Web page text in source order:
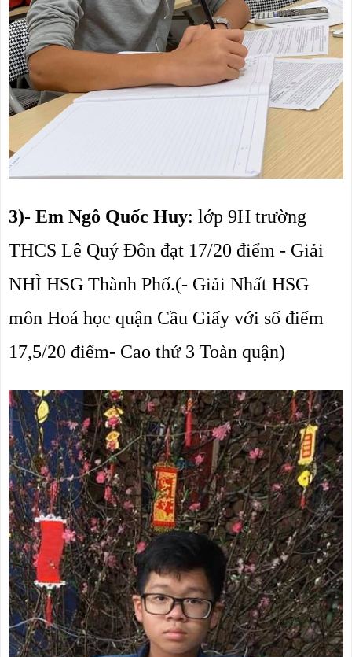
3)- Em Ngô Quốc Huy: lớp 9H trường
THCS Lê Quý Đôn đạt 17/20 điểm - Giải
NHÌ HSG Thành Phố.(- Giải Nhất HSG
môn Hoá học quận Cầu Giấy với số điểm
17,5/20 điểm- Cao thứ 3 Toàn quận)